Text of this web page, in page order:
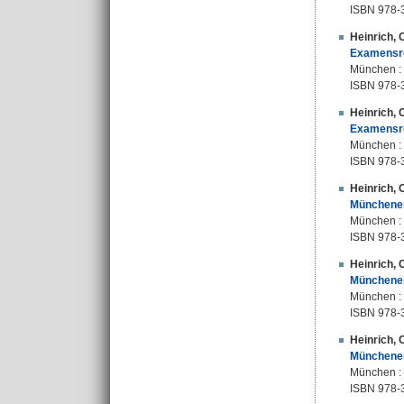
ISBN
Heinrich,
München
ISBN
Heinrich,
München
ISBN
Heinrich,
München
ISBN
Heinrich,
München
ISBN
Heinrich,
München
ISBN